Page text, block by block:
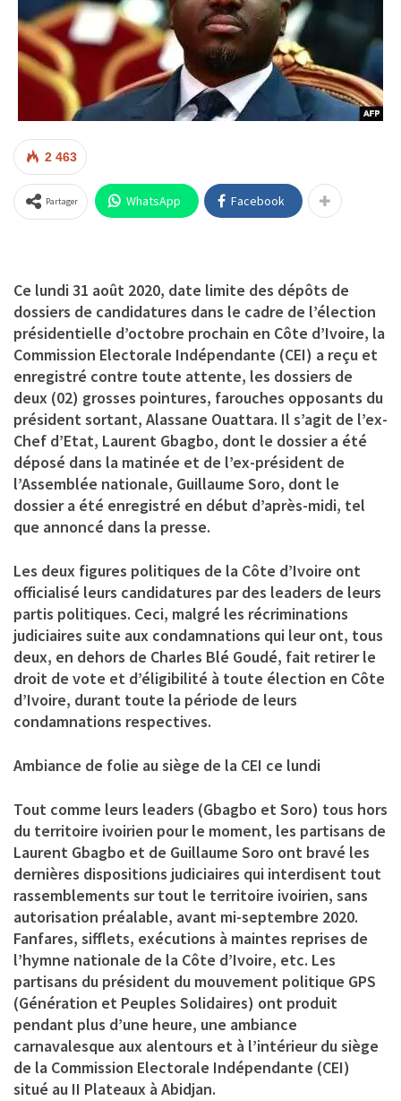
2 463
Partager WhatsApp Facebook
Ce lundi 31 août 2020, date limite des dépôts de
dossiers de candidatures dans le cadre de l’élection
présidentielle d’octobre prochain en Côte d’Ivoire, la
Commission Electorale Indépendante (CEI) a reçu et
enregistré contre toute attente, les dossiers de
deux (02) grosses pointures, farouches opposants du
président sortant, Alassane Ouattara. Il s’agit de l’ex-
Chef d’Etat, Laurent Gbagbo, dont le dossier a été
déposé dans la matinée et de l’ex-président de
l’Assemblée nationale, Guillaume Soro, dont le
dossier a été enregistré en début d’après-midi, tel
que annoncé dans la presse.
Les deux figures politiques de la Côte d’Ivoire ont
officialisé leurs candidatures par des leaders de leurs
partis politiques. Ceci, malgré les récriminations
judiciaires suite aux condamnations qui leur ont, tous
deux, en dehors de Charles Blé Goudé, fait retirer le
droit de vote et d’éligibilité à toute élection en Côte
d’Ivoire, durant toute la période de leurs
condamnations respectives.
Ambiance de folie au siège de la CEI ce lundi
Tout comme leurs leaders (Gbagbo et Soro) tous hors
du territoire ivoirien pour le moment, les partisans de
Laurent Gbagbo et de Guillaume Soro ont bravé les
dernières dispositions judiciaires qui interdisent tout
rassemblements sur tout le territoire ivoirien, sans
autorisation préalable, avant mi-septembre 2020.
Fanfares, sifflets, exécutions à maintes reprises de
l’hymne nationale de la Côte d’Ivoire, etc. Les
partisans du président du mouvement politique GPS
(Génération et Peuples Solidaires) ont produit
pendant plus d’une heure, une ambiance
carnavalesque aux alentours et à l’intérieur du siège
de la Commission Electorale Indépendante (CEI)
situé au II Plateaux à Abidjan.